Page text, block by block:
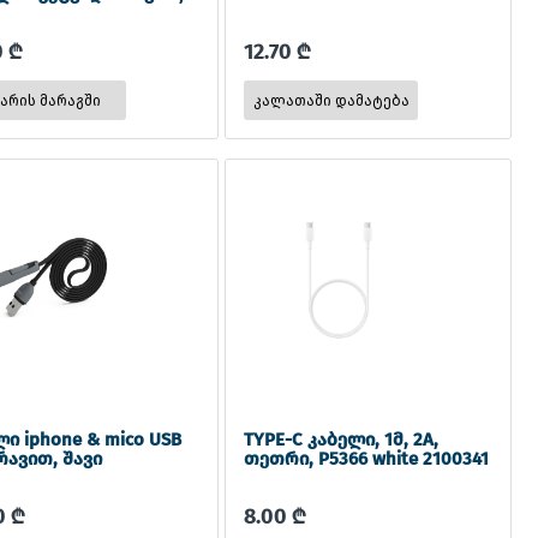
₾
მარაგში
12.70 ₾
iphone & mico USB
შავი
₾
TYPE-C კაბელი, 1მ, 2A,
თეთრი, P5366 white 2100341
8.00 ₾